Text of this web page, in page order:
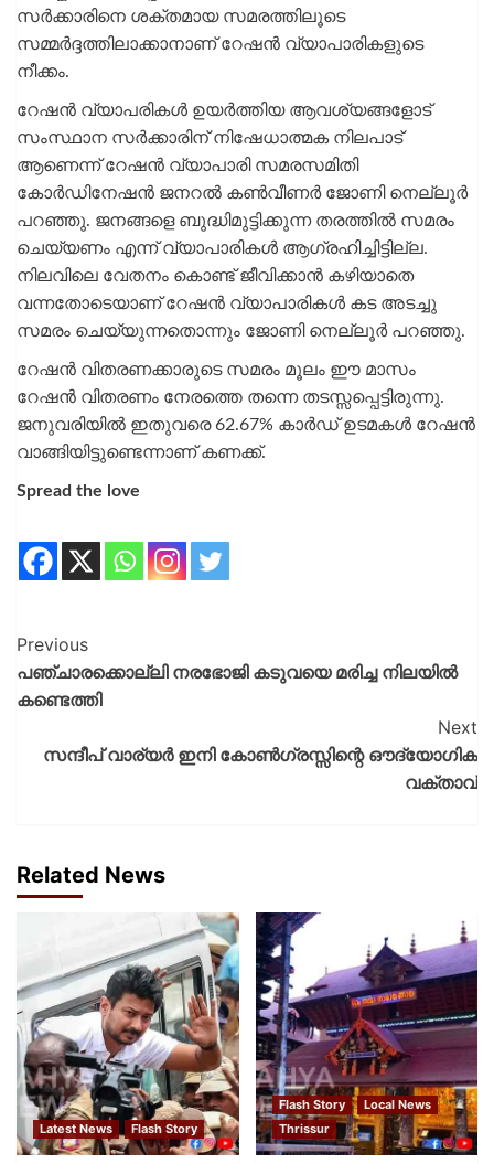
സർക്കാരിനെ ശക്തമായ സമരത്തിലൂടെ
സമ്മർദ്ദത്തിലാക്കാനാണ് റേഷൻ വ്യാപാരികളുടെ
നീക്കം.
റേഷൻ വ്യാപരികൾ ഉയർത്തിയ ആവശ്യങ്ങളോട്
സംസ്ഥാന സർക്കാരിന് നിഷേധാത്മക നിലപാട്
ആണെന്ന് റേഷൻ വ്യാപാരി സമരസമിതി
കോർഡിനേഷൻ ജനറൽ കൺവീണർ ജോണി നെല്ലൂർ
പറഞ്ഞു. ജനങ്ങളെ ബുദ്ധിമുട്ടിക്കുന്ന തരത്തിൽ സമരം
ചെയ്യണം എന്ന് വ്യാപാരികൾ ആഗ്രഹിച്ചിട്ടില്ല.
നിലവിലെ വേതനം കൊണ്ട് ജീവിക്കാൻ കഴിയാതെ
വന്നതോടെയാണ് റേഷൻ വ്യാപാരികൾ കട അടച്ചു
സമരം ചെയ്യുന്നതൊന്നും ജോണി നെല്ലൂർ പറഞ്ഞു.
റേഷൻ വിതരണക്കാരുടെ സമരം മൂലം ഈ മാസം
റേഷൻ വിതരണം നേരത്തെ തന്നെ തടസ്സപ്പെട്ടിരുന്നു.
ജനുവരിയിൽ ഇതുവരെ 62.67% കാർഡ് ഉടമകൾ റേഷൻ
വാങ്ങിയിട്ടുണ്ടെന്നാണ് കണക്ക്.
Spread the love
Previous
പഞ്ചാരക്കൊല്ലി നരഭോജി കടുവയെ മരിച്ച നിലയിൽ
കണ്ടെത്തി
Next
സന്ദീപ് വാര്യർ ഇനി കോൺഗ്രസ്സിന്റെ ഔദ്യോഗിക
വക്താവ്
Related News
Latest News Flash Story
Flash Story
Local News
Thrissur